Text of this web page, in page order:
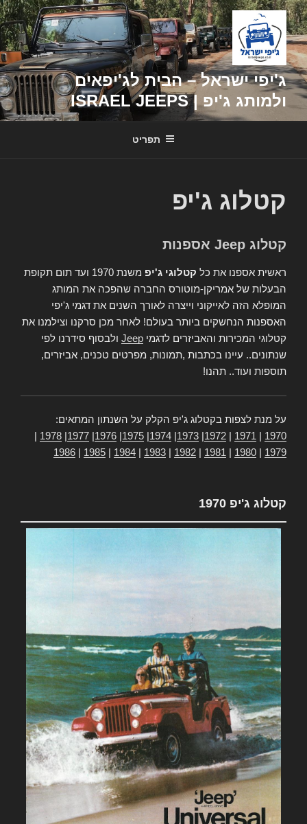
דילוג
לתוכן
ג'יפי ישראל – הבית לג'יפאים
ולמותג ג'יפ | ISRAEL JEEPS
תפריט
קטלוג ג'יפ
קטלוג Jeep אספנות
ראשית אספנו את כל קטלוגי ג'יפ
משנת 1970 ועד תום תקופת
הבעלות של אמריקן-מוטורס החברה שהפכה את המותג
המופלא הזה לאייקוני וייצרה לאורך השנים את דגמי ג'יפי
האספנות הנחשקים ביותר בעולם! לאחר מכן סרקנו וצילמנו את
קטלוגי המכירות והאביזרים לדגמי Jeep ולבסוף סידרנו לפי
שנתונים.. עיינו בכתבות ,תמונות, מפרטים טכנים, אביזרים,
תוספות ועוד.. תהנו!
על מנת לצפות בקטלוג ג'יפ הקלק על השנתון המתאים:
1970
1971
1972
1973
1974
1975
1976
1977
1978
1979
1980
1981
1982
1983
1984
1985
1986
קטלוג ג'יפ 1970